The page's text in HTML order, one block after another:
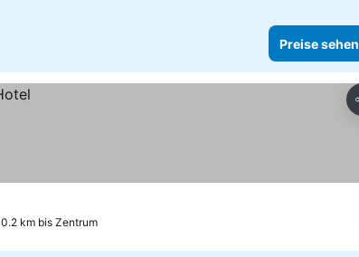
Preise sehen
0.2 km bis Zentrum